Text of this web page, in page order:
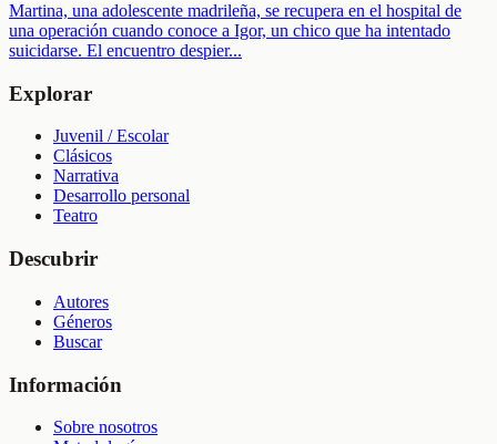
Martina, una adolescente madrileña, se recupera en el hospital de
una operación cuando conoce a Igor, un chico que ha intentado
suicidarse. El encuentro despier...
Explorar
Juvenil / Escolar
Clásicos
Narrativa
Desarrollo personal
Teatro
Descubrir
Autores
Géneros
Buscar
Información
Sobre nosotros